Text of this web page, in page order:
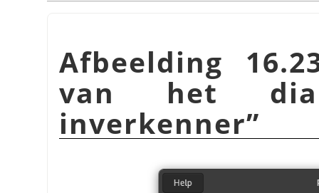
Afbeelding
van het
inverkenner”